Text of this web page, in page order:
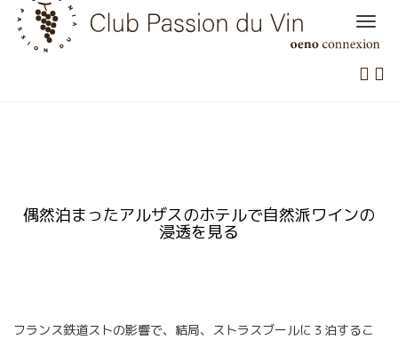
Skip
content
偶然泊まったアルザスのホテルで自然派ワインの
浸透を見る
フランス鉄道ストの影響で、結局、ストラスブールに３泊するこ